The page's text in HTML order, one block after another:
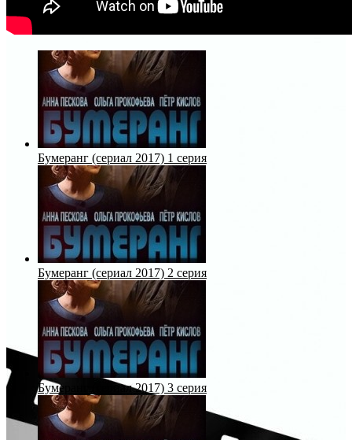
Бумеранг (сериал 2017) 1 серия
Бумеранг (сериал 2017) 2 серия
Бумеранг (сериал 2017) 3 серия